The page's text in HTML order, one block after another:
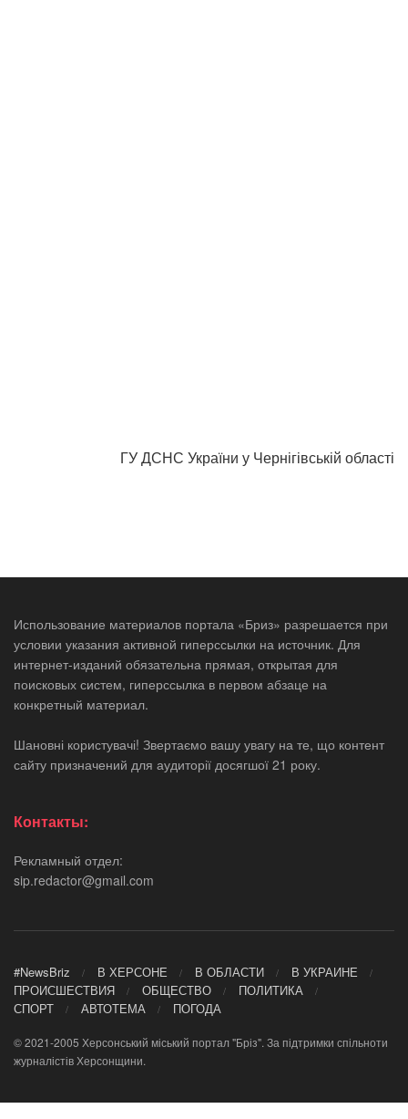
ГУ ДСНС України у Чернігівській області
Использование материалов портала «Бриз» разрешается при
условии указания активной гиперссылки на источник. Для
интернет-изданий обязательна прямая, открытая для
поисковых систем, гиперссылка в первом абзаце на
конкретный материал.
Шановні користувачі! Звертаємо вашу увагу на те, що контент
сайту призначений для аудиторії досягшої 21 року.
Контакты:
Рекламный отдел:
sip.redactor@gmail.com
#NewsBriz В ХЕРСОНЕ В ОБЛАСТИ
В УКРАИНЕ
ПРОИСШЕСТВИЯ
ОБЩЕСТВО
ПОЛИТИКА
СПОРТ
АВТОТЕМА ПОГОДА
© 2021-2005 Херсонський міський портал "Бріз". За підтримки спільноти
журналістів Херсонщини.